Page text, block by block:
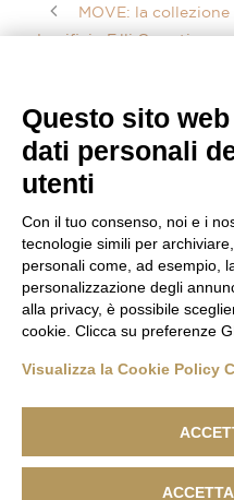
MOVE: la
Lanificio F.lli Cerruti
WORLD FEDERATION
1733 – CENA DI
Lanificio F.lli Cerruti - Sede
Questo sito
dati personali
utenti
Con il tuo consenso, noi e i
tecnologie simili per
personali come, ad esempio,
personalizzazione degli
alla privacy, è possibile
cookie. Clicca su preferenze
Visualizza la Cookie Policy